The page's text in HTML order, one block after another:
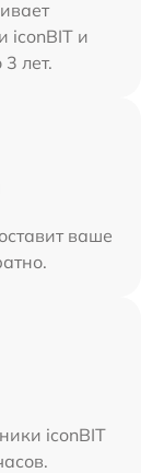
iconBIT и
лет.
ваше
iconBIT